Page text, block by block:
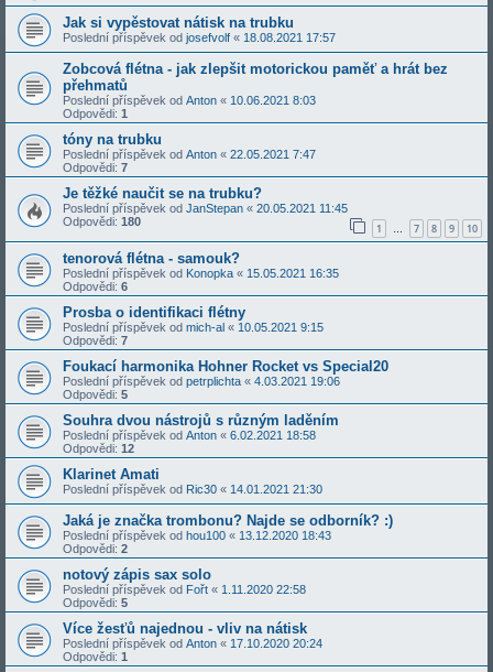
Jak si vypěstovat nátisk na trubku
Poslední příspěvek od josefvolf « 18.08.2021 17:57
Zobcová flétna - jak zlepšit motorickou paměť a hrát bez
přehmatů
Poslední příspěvek od Anton « 10.06.2021 8:03
Odpovědi: 1
tóny na trubku
Poslední příspěvek od Anton « 22.05.2021 7:47
Odpovědi: 7
Je těžké naučit se na trubku?
Poslední příspěvek od JanStepan « 20.05.2021 11:45
Odpovědi: 180 1 … 7 8 9 10
tenorová flétna - samouk?
Poslední příspěvek od Konopka « 15.05.2021 16:35
Odpovědi: 6
Prosba o identifikaci flétny
Poslední příspěvek od mich-al « 10.05.2021 9:15
Odpovědi: 7
Foukací harmonika Hohner Rocket vs Special20
Poslední příspěvek od petrplichta « 4.03.2021 19:06
Odpovědi: 5
Souhra dvou nástrojů s různým laděním
Poslední příspěvek od Anton « 6.02.2021 18:58
Odpovědi: 12
Klarinet Amati
Poslední příspěvek od Ric30 « 14.01.2021 21:30
Jaká je značka trombonu? Najde se odborník? :)
Poslední příspěvek od hou100 « 13.12.2020 18:43
Odpovědi: 2
notový zápis sax solo
Poslední příspěvek od Fořt « 1.11.2020 22:58
Odpovědi: 5
Více žesťů najednou - vliv na nátisk
Poslední příspěvek od Anton « 17.10.2020 20:24
Odpovědi: 1